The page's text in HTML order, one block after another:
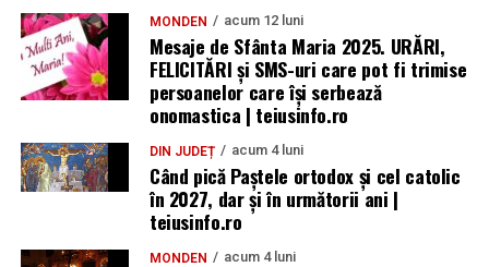
MONDEN acum 12 luni
Mesaje de Sfânta Maria 2025. URĂRI,
FELICITĂRI și SMS-uri care pot fi trimise
persoanelor care își serbează
onomastica | teiusinfo.ro
DIN JUDEȚ acum 4 luni
Când pică Paștele ortodox și cel catolic
în 2027, dar și în următorii ani |
teiusinfo.ro
MONDEN acum 4 luni